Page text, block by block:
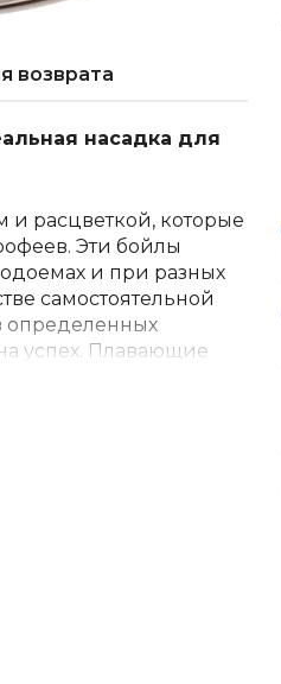
возврата
насадка для
расцветкой, которые
Эти бойлы
и при разных
самостоятельной
определенных
успех. Плавающие
белого амура и